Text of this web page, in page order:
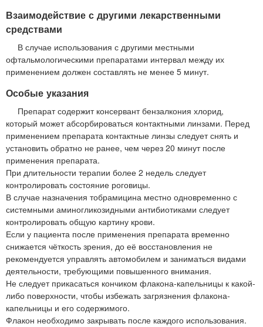
Взаимодействие с другими лекарственными
средствами
В случае использования с другими местными
офтальмологическими препаратами интервал между их
применением должен составлять не менее 5 минут.
Особые указания
Препарат содержит консервант бензалкония хлорид,
который может абсорбироваться контактными линзами. Перед
применением препарата контактные линзы следует снять и
установить обратно не ранее, чем через 20 минут после
применения препарата.
При длительности терапии более 2 недель следует
контролировать состояние роговицы.
В случае назначения тобрамицина местно одновременно с
системными аминогликозидными антибиотиками следует
контролировать общую картину крови.
Если у пациента после применения препарата временно
снижается чёткость зрения, до её восстановления не
рекомендуется управлять автомобилем и заниматься видами
деятельности, требующими повышенного внимания.
Не следует прикасаться кончиком флакона-капельницы к какой-
либо поверхности, чтобы избежать загрязнения флакона-
капельницы и его содержимого.
Флакон необходимо закрывать после каждого использования.